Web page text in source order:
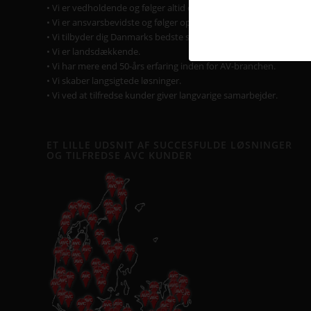
• Vi er vedholdende og følger altid opgaven helt til dørs.
• Vi er ansvarsbevidste og følger op på løsningen.
• Vi tilbyder dig Danmarks bedste service & support.
• Vi er landsdækkende.
• Vi har mere end 50-års erfaring inden for AV-branchen.
• Vi skaber langsigtede løsninger.
• Vi ved at tilfredse kunder giver langvarige samarbejder.